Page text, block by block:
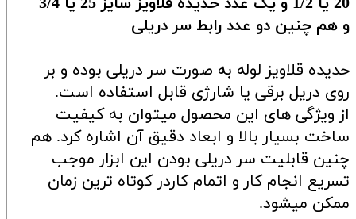
و هم چنین دو عدد رابط سر دریلی
حدیده قلاویز لوله به صورت سر دریلی بوده و بر
روی دریل برقی یا شارژی قابل استفاده است.
از ویژگی های این محصول میتوان به کیفیت
ساخت بسیار بالا و ابعاد دقیق آن اشاره کرد. هم
چنین قابلیت سر دریلی بودن این ابزار موجب
تسریع انجام کار و اتمام کاردر کوتاه ترین زمان
ممکن میشود.